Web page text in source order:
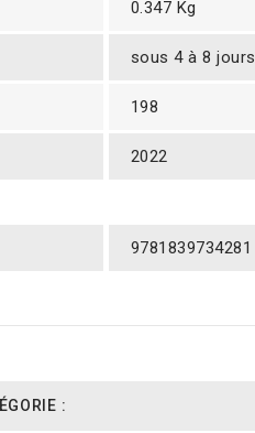
0.347 Kg
sous 4 à 8 jours
198
2022
9781839734281
: